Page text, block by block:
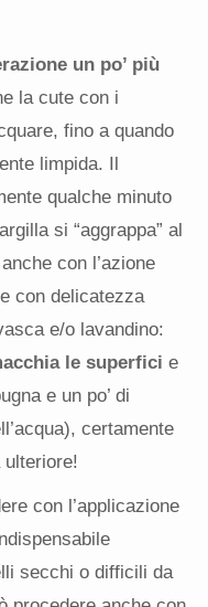
un po’ più
la cute con i
fino a quando
limpida. Il
qualche minuto
si “aggrappa” al
con l’azione
con delicatezza
e/o lavandino:
le superfici e
e un po’ di
certamente
con l’applicazione
secchi o difficili da